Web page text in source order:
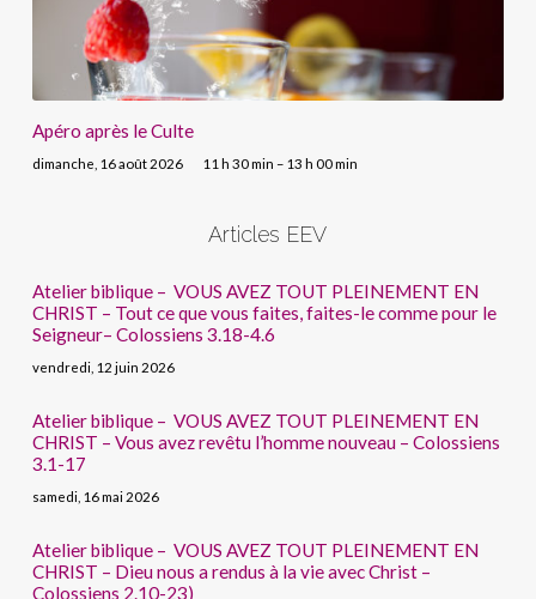
Apéro après le Culte
dimanche, 16 août 2026 11 h 30 min – 13 h 00 min
Articles EEV
Atelier biblique – VOUS AVEZ TOUT PLEINEMENT EN
CHRIST – Tout ce que vous faites, faites-le comme pour le
Seigneur– Colossiens 3.18-4.6
vendredi, 12 juin 2026
Atelier biblique – VOUS AVEZ TOUT PLEINEMENT EN
CHRIST – Vous avez revêtu l’homme nouveau – Colossiens
3.1-17
samedi, 16 mai 2026
Atelier biblique – VOUS AVEZ TOUT PLEINEMENT EN
CHRIST – Dieu nous a rendus à la vie avec Christ –
Colossiens 2.10-23)